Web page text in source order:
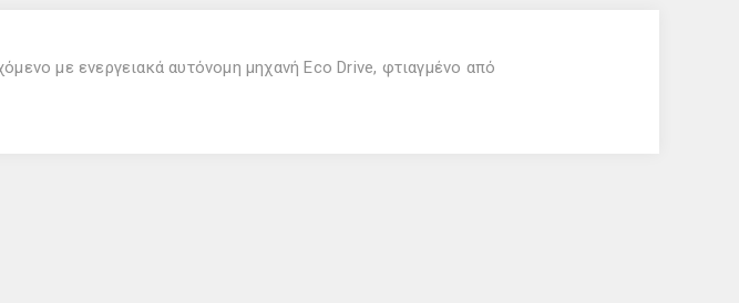
με ενεργειακά αυτόνομη μηχανή Eco Drive, φτιαγμένο από